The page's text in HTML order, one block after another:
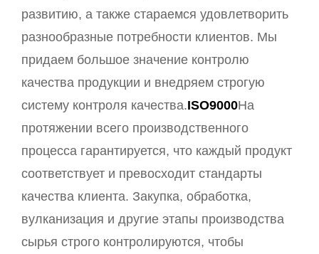
развитию, а также стараемся удовлетворить
разнообразные потребности клиентов. Мы
придаем большое значение контролю
качества продукции и внедряем строгую
систему контроля качества.ISO9000На
протяжении всего производственного
процесса гарантируется, что каждый продукт
соответствует и превосходит стандарты
качества клиента. Закупка, обработка,
вулканизация и другие этапы производства
сырья строго контролируются, чтобы